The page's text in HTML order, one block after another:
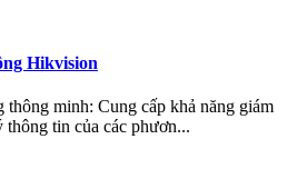
Hikvision
thông minh: Cung cấp khả năng giám
tin của các phươn...